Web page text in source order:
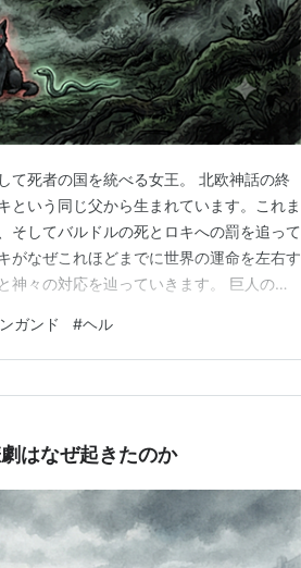
て死者の国を統べる女王。 北欧神話の終
という同じ父から生まれています。これま
そしてバルドルの死とロキへの罰を追って
がなぜこれほどまでに世界の運命を左右す
神々の対応を辿っていきます。 巨人の女
の子をもうけました。長女ヘルは腰から
、次男フェンリル…
ガンド #ヘル
はなぜ起きたのか